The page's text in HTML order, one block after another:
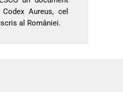
Aureus, cel
al României.